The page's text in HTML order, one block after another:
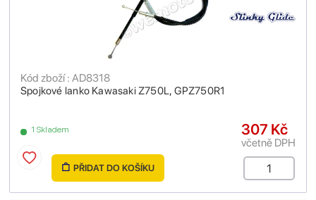
Spojkové lanko Kawasaki Z750L, GPZ750R1
Kód zboží : AD8318
1 Skladem 307 Kč
včetně DPH
PŘIDAT DO KOŠÍKU